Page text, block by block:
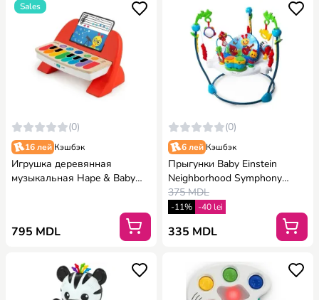
Sales
(0)
16 лей Кэшбэк
Игрушка деревянная
музыкальная Hape & Baby
795 MDL
(0)
6 лей Кэшбэк
Прыгунки Baby Einstein
Neighborhood Symphony
Activity Jumper
375 MDL
-11% -40 lei
335 MDL